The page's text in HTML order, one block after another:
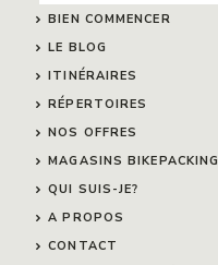
BIEN COMMENCER
LE BLOG
ITINÉRAIRES
RÉPERTOIRES
NOS OFFRES
MAGASINS BIKEPACKING
QUI SUIS-JE?
A PROPOS
CONTACT